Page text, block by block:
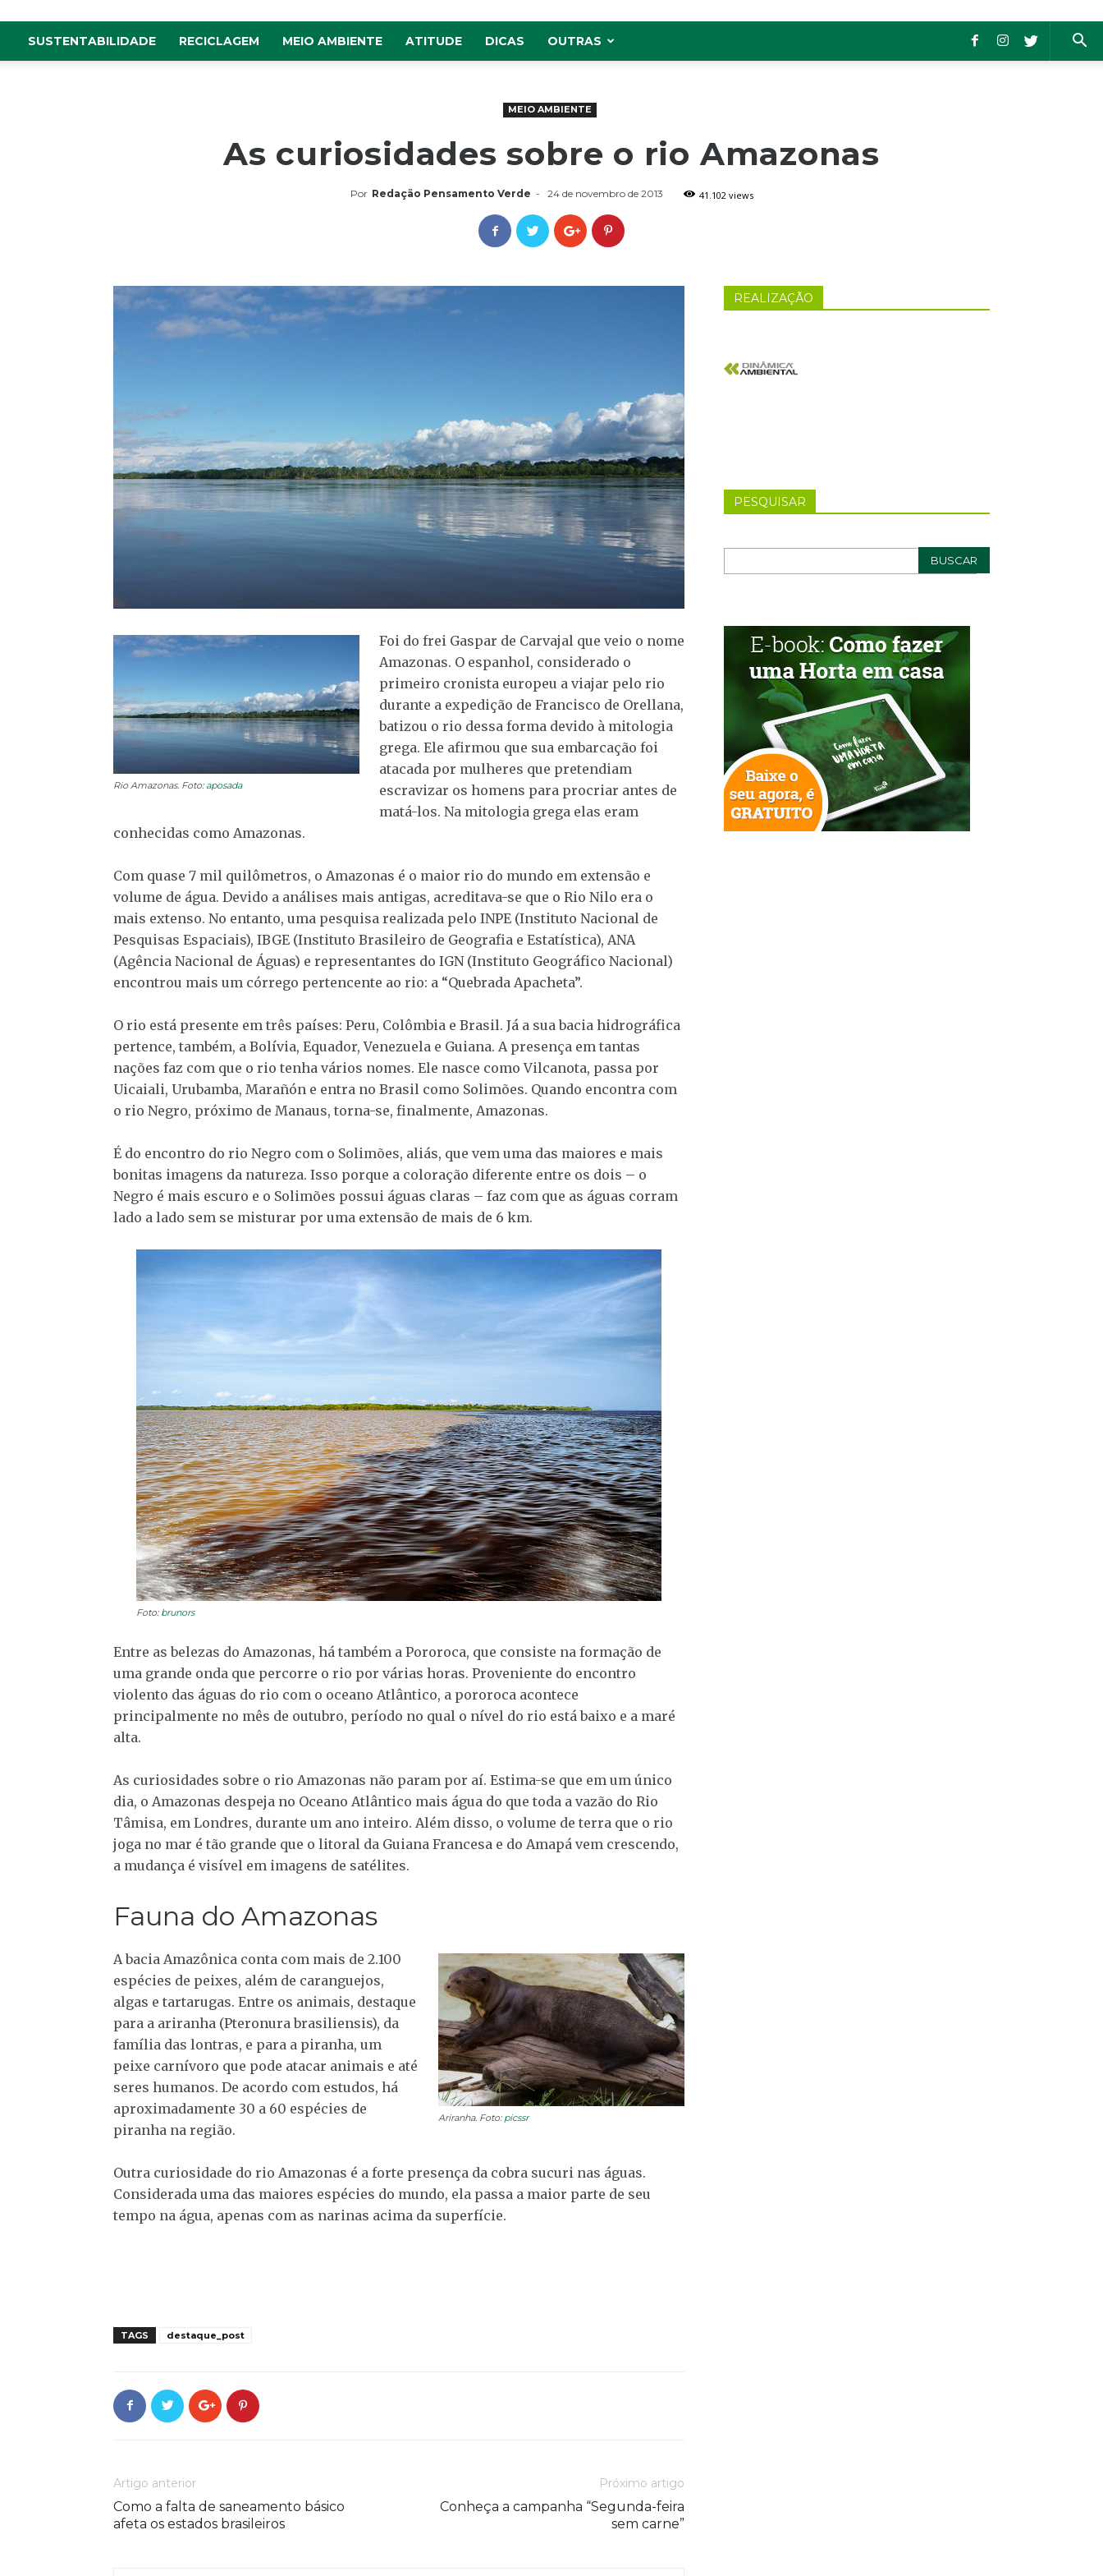
SUSTENTABILIDADE RECICLAGEM MEIO AMBIENTE ATITUDE DICAS OUTRAS
MEIO AMBIENTE
As curiosidades sobre o rio Amazonas
Por Redação Pensamento Verde - 24 de novembro de 2013 41.102 views
Rio Amazonas. Foto: aposada
Foi do frei Gaspar de Carvajal que veio o nome
Amazonas. O espanhol, considerado o
primeiro cronista europeu a viajar pelo rio
durante a expedição de Francisco de Orellana,
batizou o rio dessa forma devido à mitologia
grega. Ele afirmou que sua embarcação foi
atacada por mulheres que pretendiam
escravizar os homens para procriar antes de
matá-los. Na mitologia grega elas eram
conhecidas como Amazonas.
Com quase 7 mil quilômetros, o Amazonas é o maior rio do mundo em extensão e
volume de água. Devido a análises mais antigas, acreditava-se que o Rio Nilo era o
mais extenso. No entanto, uma pesquisa realizada pelo INPE (Instituto Nacional de
Pesquisas Espaciais), IBGE (Instituto Brasileiro de Geografia e Estatística), ANA
(Agência Nacional de Águas) e representantes do IGN (Instituto Geográfico Nacional)
encontrou mais um córrego pertencente ao rio: a “Quebrada Apacheta”.
O rio está presente em três países: Peru, Colômbia e Brasil. Já a sua bacia hidrográfica
pertence, também, a Bolívia, Equador, Venezuela e Guiana. A presença em tantas
nações faz com que o rio tenha vários nomes. Ele nasce como Vilcanota, passa por
Uicaiali, Urubamba, Marañón e entra no Brasil como Solimões. Quando encontra com
o rio Negro, próximo de Manaus, torna-se, finalmente, Amazonas.
É do encontro do rio Negro com o Solimões, aliás, que vem uma das maiores e mais
bonitas imagens da natureza. Isso porque a coloração diferente entre os dois – o
Negro é mais escuro e o Solimões possui águas claras – faz com que as águas corram
lado a lado sem se misturar por uma extensão de mais de 6 km.
Foto: brunors
Entre as belezas do Amazonas, há também a Pororoca, que consiste na formação de
uma grande onda que percorre o rio por várias horas. Proveniente do encontro
violento das águas do rio com o oceano Atlântico, a pororoca acontece
principalmente no mês de outubro, período no qual o nível do rio está baixo e a maré
alta.
As curiosidades sobre o rio Amazonas não param por aí. Estima-se que em um único
dia, o Amazonas despeja no Oceano Atlântico mais água do que toda a vazão do Rio
Tâmisa, em Londres, durante um ano inteiro. Além disso, o volume de terra que o rio
joga no mar é tão grande que o litoral da Guiana Francesa e do Amapá vem crescendo,
a mudança é visível em imagens de satélites.
Fauna do Amazonas
Ariranha. Foto: picssr
A bacia Amazônica conta com mais de 2.100
espécies de peixes, além de caranguejos,
algas e tartarugas. Entre os animais, destaque
para a ariranha (Pteronura brasiliensis), da
família das lontras, e para a piranha, um
peixe carnívoro que pode atacar animais e até
seres humanos. De acordo com estudos, há
aproximadamente 30 a 60 espécies de
piranha na região.
Outra curiosidade do rio Amazonas é a forte presença da cobra sucuri nas águas.
Considerada uma das maiores espécies do mundo, ela passa a maior parte de seu
tempo na água, apenas com as narinas acima da superfície.
TAGS destaque_post
Artigo anterior
Como a falta de saneamento básico
afeta os estados brasileiros
Próximo artigo
Conheça a campanha “Segunda-feira
sem carne”
REALIZAÇÃO
PESQUISAR